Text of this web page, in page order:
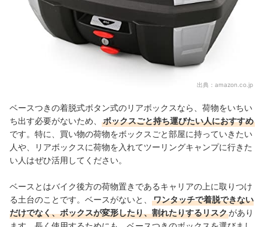
出典： amazon.co.jp
ベースつきの着脱式ボタン式のリアボックスなら、荷物をいちい
ち出す必要がないため、
ボックスごと持ち運びたい人におすすめ
です。 特に、買い物の荷物をボックスごと部屋に持っていきたい
人や、リアボックスに荷物を入れてツーリングキャンプに行きた
い人はぜひ活用してください。
ベースとはバイク後方の荷物置きであるキャリアの上に取りつけ
る土台のことです。ベースがないと、
ワンタッチで着脱できない
だけでなく、ボックスが変形したり、割れたりするリスクがあり